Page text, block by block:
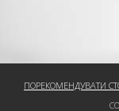
ПОРЕКОМЕНДУВАТИ